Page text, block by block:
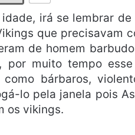
irá se lembrar
que precisavam
de homem
por muito tempo
bárbaros,
lo pela janela pois
os vikings.